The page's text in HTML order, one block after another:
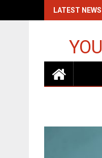
LATEST NEWS